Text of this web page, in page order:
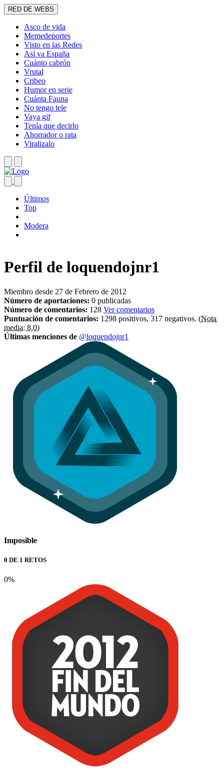
RED DE WEBS
Asco de vida
Memedeportes
Visto en las Redes
Así va España
Cuánto cabrón
Vrutal
Cribeo
Humor en serie
Cuánta Fauna
No tengo tele
Vaya gif
Tenía que decirlo
Ahorrador o rata
Viralizalo
Últimos
Top
Modera
Perfil de loquendojnr1
Miembro desde 27 de Febrero de 2012
Número de aportaciones: 0 publicadas
Número de comentarios: 128 Ver comentarios
Puntuación de comentarios: 1298 positivos, 317 negativos. (Nota
media: 8,0)
Últimas menciones de @loquendojnr1
Imposible
0 DE 1 RETOS
0%